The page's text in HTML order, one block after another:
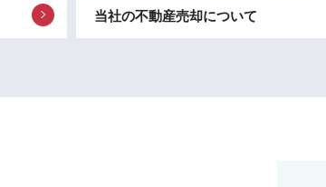
当社の不動産売却について